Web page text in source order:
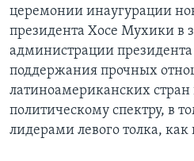
церемонии инаугурации
президента Хосе Мухики в
администрации
поддержания прочных
латиноамериканских стран
политическому спектру, в
лидерами левого толка,